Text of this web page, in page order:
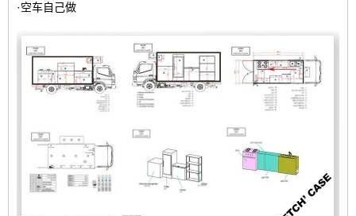
·空车自己做